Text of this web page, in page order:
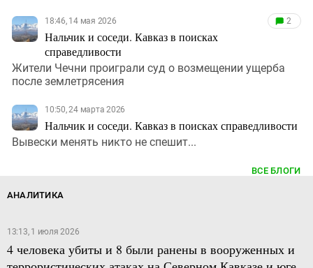
18:46, 14 мая 2026
Нальчик и соседи. Кавказ в поисках
справедливости
2
Жители Чечни проиграли суд о возмещении ущерба
после землетрясения
10:50, 24 марта 2026
Нальчик и соседи. Кавказ в поисках справедливости
Вывески менять никто не спешит...
ВСЕ БЛОГИ
АНАЛИТИКА
13:13, 1 июля 2026
4 человека убиты и 8 были ранены в вооруженных и